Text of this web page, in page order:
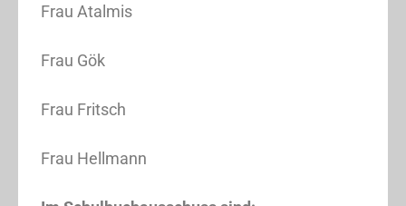
Frau Atalmis
Frau Gök
Frau Fritsch
Frau Hellmann